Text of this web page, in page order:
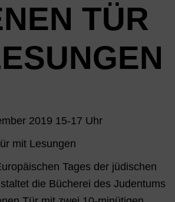
TÜR
2019 15-17 Uhr
mit Lesungen
Tages der jüdischen
die Bücherei des Judentums